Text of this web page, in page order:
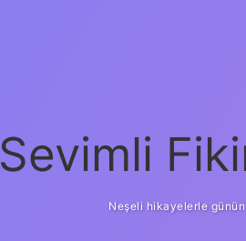
Sevimli
Neşeli hikayelerle